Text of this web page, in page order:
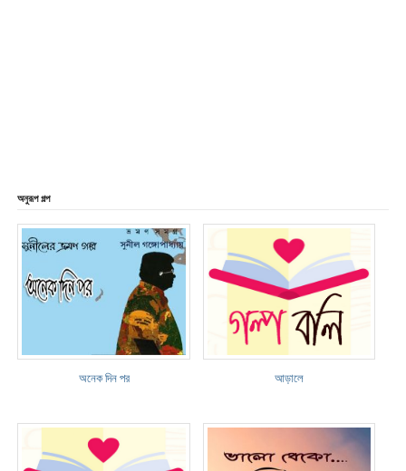
অনুরূপ গল্প
অনেক দিন পর আড়ালে